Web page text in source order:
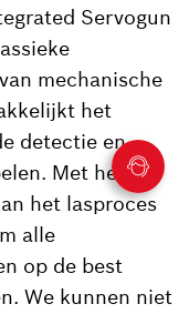
Servogun
mechanische
het
detectie en
Met het
het lasproces
alle
op de best
We kunnen niet